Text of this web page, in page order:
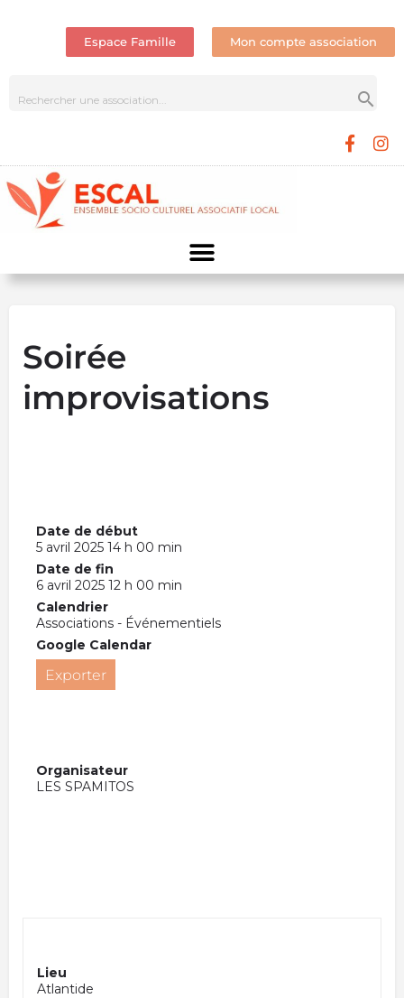
Espace Famille Mon compte association
Soirée
improvisations
Date de début
5 avril 2025 14 h 00 min
Date de fin
6 avril 2025 12 h 00 min
Calendrier
Associations - Événementiels
Google Calendar
Exporter
Organisateur
LES SPAMITOS
Lieu
Atlantide